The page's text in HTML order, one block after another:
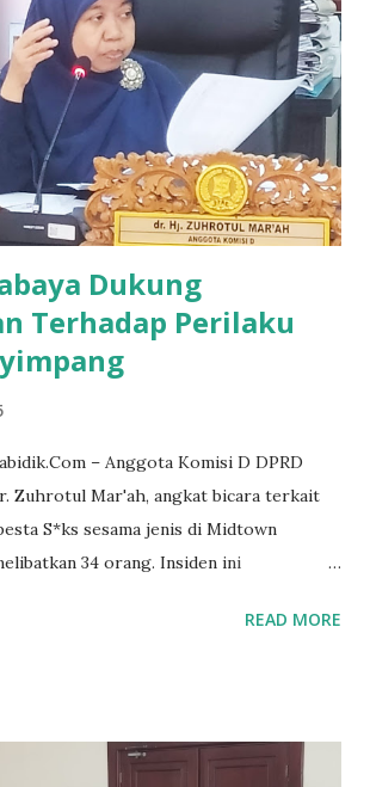
selama masa pembangunan di
sakit. "Mohon agar pembangunan tidak
kepada masyarakat, terutama di
harus mencari solusi agar pelayanan
kendala,"ujarnya dalam rakor pada Rabu
Zuhro juga mempertanyakan alasan
retribusi pemanfaatan aset
Dukung
Terhadap Perilaku
– Anggota Komisi D DPRD
Zuhrotul Mar'ah, angkat bicara terkait
S*ks sesama jenis di Midtown
34 orang. Insiden ini
"Terkait dengan temuan 34 orang
penularan infeksi menular
READ MORE